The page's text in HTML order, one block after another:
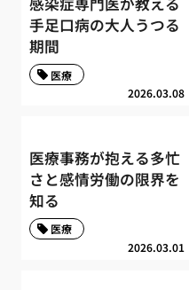
手足口病の大人うつる
期間
2026.03.08
医療
医療事務が抱える多忙
さと感情労働の限界を
知る
2026.03.01
医療